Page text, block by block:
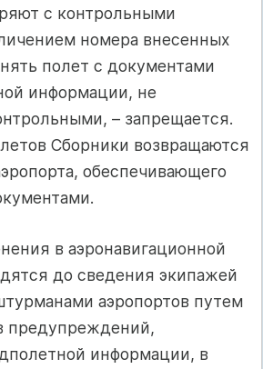
с контрольными
номера внесенных
полет с документами
информации, не
– запрещается.
Сборники возвращаются
обеспечивающего
в аэронавигационной
до сведения экипажей
аэропортов путем
предупреждений,
информации, в